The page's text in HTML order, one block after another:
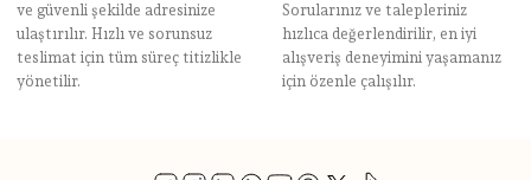
ve güvenli şekilde adresinize
ulaştırılır. Hızlı ve sorunsuz
teslimat için tüm süreç titizlikle
yönetilir.
Sorularınız ve talepleriniz
hızlıca değerlendirilir, en iyi
alışveriş deneyimini yaşamanız
için özenle çalışılır.